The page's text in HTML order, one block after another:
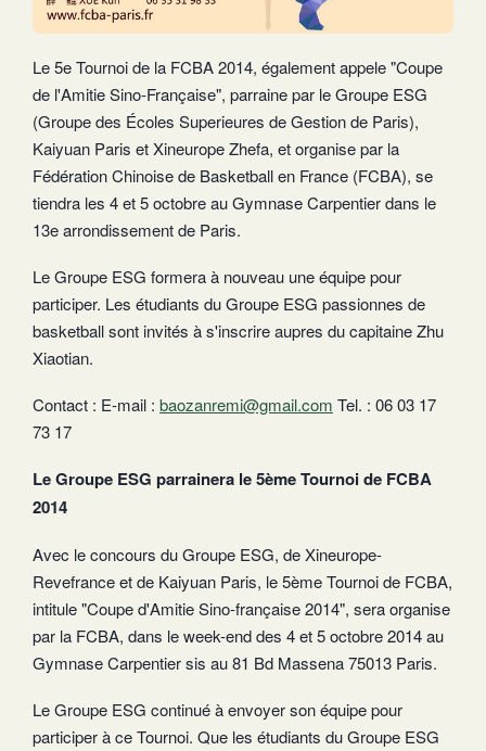
Le 5e Tournoi de la FCBA 2014, également appele "Coupe
de l'Amitie Sino-Française", parraine par le Groupe ESG
(Groupe des Écoles Superieures de Gestion de Paris),
Kaiyuan Paris et Xineurope Zhefa, et organise par la
Fédération Chinoise de Basketball en France (FCBA), se
tiendra les 4 et 5 octobre au Gymnase Carpentier dans le
13e arrondissement de Paris.
Le Groupe ESG formera à nouveau une équipe pour
participer. Les étudiants du Groupe ESG passionnes de
basketball sont invités à s'inscrire aupres du capitaine Zhu
Xiaotian.
Contact : E-mail : baozanremi@gmail.com Tel. : 06 03 17
73 17
Le Groupe ESG parrainera le 5ème Tournoi de FCBA
2014
Avec le concours du Groupe ESG, de Xineurope-
Revefrance et de Kaiyuan Paris, le 5ème Tournoi de FCBA,
intitule "Coupe d'Amitie Sino-française 2014", sera organise
par la FCBA, dans le week-end des 4 et 5 octobre 2014 au
Gymnase Carpentier sis au 81 Bd Massena 75013 Paris.
Le Groupe ESG continué à envoyer son équipe pour
participer à ce Tournoi. Que les étudiants du Groupe ESG